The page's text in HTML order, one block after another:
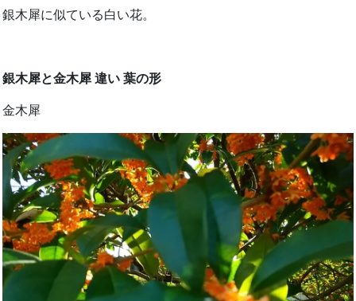
銀木犀に似ている白い花。
銀木犀と金木犀 違い 葉の形
金木犀